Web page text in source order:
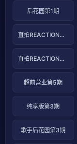
后花园第1期
直拍REACTION第2期
直拍REACTION第3期
超前营业第5期
纯享版第3期
歌手后花园第3期